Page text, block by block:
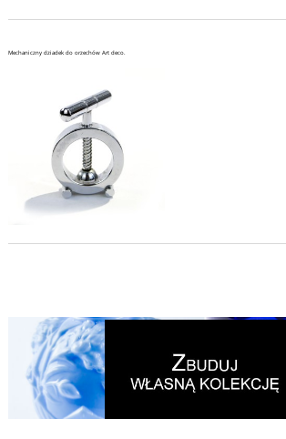
Mechaniczny dziadek do orzechów Art deco.